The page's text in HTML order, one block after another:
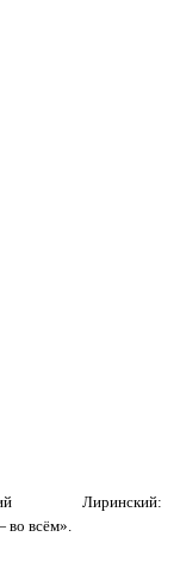
Лиринский:
во всём».